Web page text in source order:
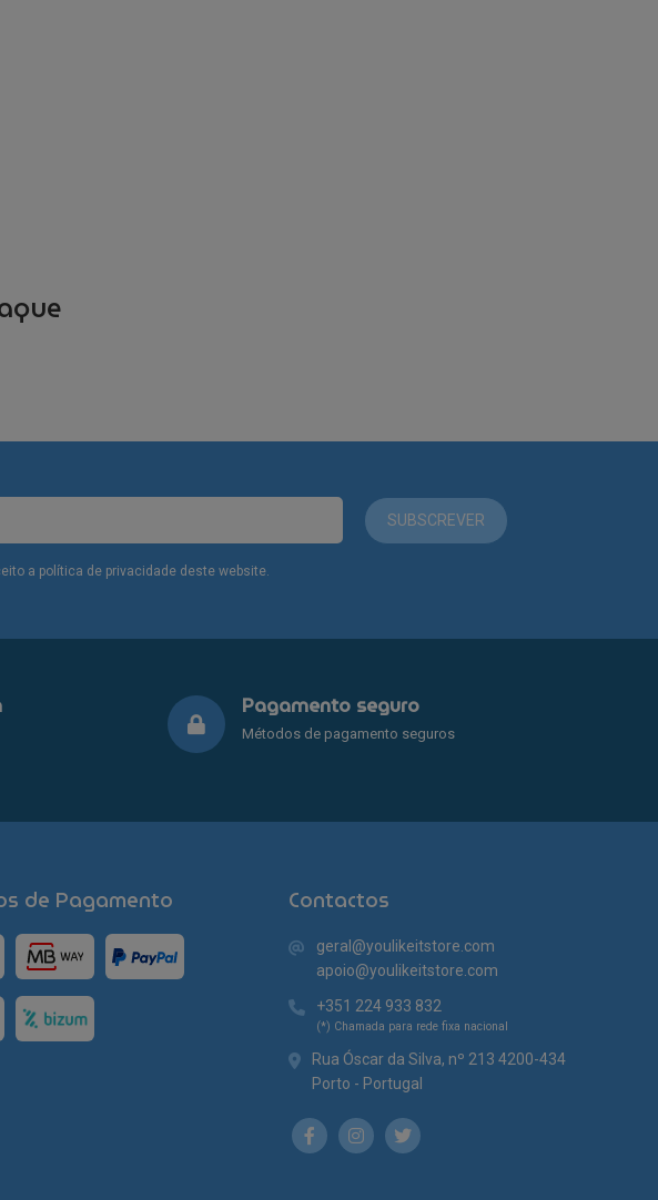
SUBSCREVER
a política de privacidade deste website.
Pagamento seguro
Métodos de pagamento seguros
de Pagamento Contactos
geral@youlikeitstore.com
apoio@youlikeitstore.com
+351 224 933 832
(*) Chamada para rede fixa nacional
Rua Óscar da Silva, nº 213 4200-434
Porto - Portugal